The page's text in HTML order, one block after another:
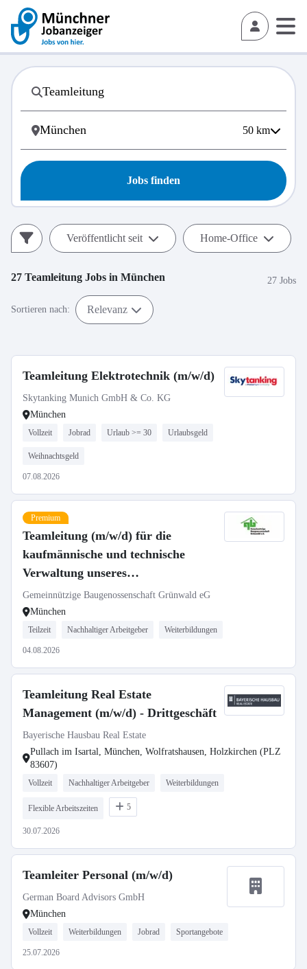
50 km
Jobs finden
Veröffentlicht seit Home-Office
27 Teamleitung Jobs in München 27 Jobs
Sortieren nach: Relevanz
Teamleitung Elektrotechnik (m/w/d)
Skytanking Munich GmbH & Co. KG
München
Vollzeit Jobrad Urlaub >= 30 Urlaubsgeld
Weihnachtsgeld
07.08.2026
Premium
Teamleitung (m/w/d) für die
kaufmännische und technische
Verwaltung unseres
Wohnungsbestands
Gemeinnützige Baugenossenschaft Grünwald eG
München
Teilzeit Nachhaltiger Arbeitgeber Weiterbildungen
04.08.2026
Teamleitung Real Estate
Management (m/w/d) - Drittgeschäft
Bayerische Hausbau Real Estate
Pullach im Isartal, München, Wolfratshausen, Holzkirchen (PLZ
83607)
Vollzeit Nachhaltiger Arbeitgeber Weiterbildungen
Flexible Arbeitszeiten 5
30.07.2026
Teamleiter Personal (m/w/d)
German Board Advisors GmbH
München
Vollzeit Weiterbildungen Jobrad Sportangebote
25.07.2026